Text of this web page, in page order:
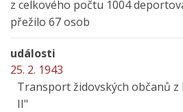
z celkového počtu 1004
přežilo 67 osob
události
25. 2. 1943
Transport židovských občanů z
II"